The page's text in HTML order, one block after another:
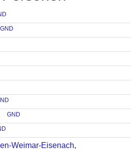
GND
GND
Weimar-Eisenach,